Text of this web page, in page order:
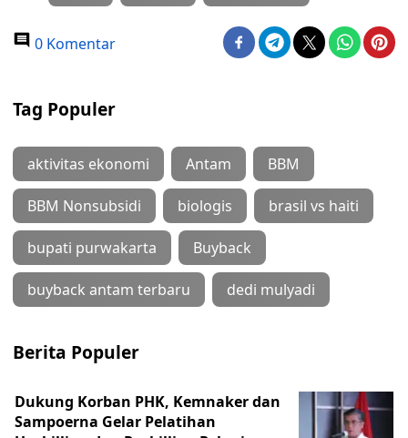
0 Komentar
Tag Populer
aktivitas ekonomi Antam BBM
BBM Nonsubsidi biologis brasil vs haiti
bupati purwakarta Buyback
buyback antam terbaru dedi mulyadi
Berita Populer
Dukung Korban PHK, Kemnaker dan
Sampoerna Gelar Pelatihan